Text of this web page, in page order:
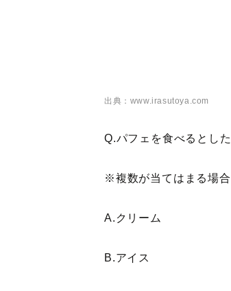
出典：www.irasutoya.com
Q.パフェを食べるとし
※複数が当てはまる場
A.クリーム
B.アイス